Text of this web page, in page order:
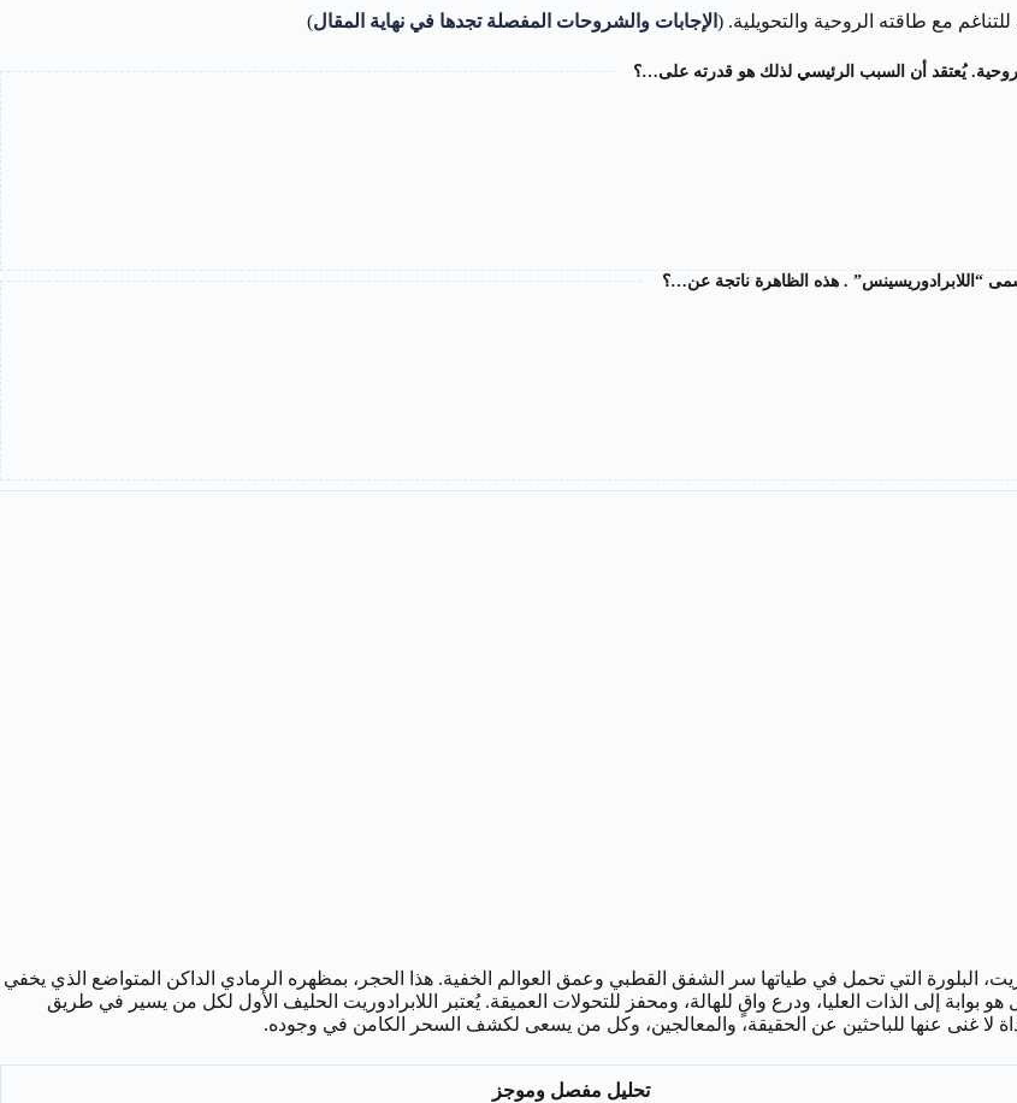
مع طاقته الروحية والتحويلية. ( الإجابات والشروحات المفصلة تجدها في نهاية المقال)
البلورة التي تحمل في طياتها سر الشفق القطبي وعمق العوالم الخفية. هذا الحجر، بمظهره الرمادي الداكن المتواضع الذي يخفي
إلى الذات العليا، ودرع واقٍ للهالة، ومحفز للتحولات العميقة. يُعتبر اللابرادوريت الحليف الأول لكل من يسير في طريق
لا غنى عنها للباحثين عن الحقيقة، والمعالجين، وكل من يسعى لكشف السحر الكامن في وجوده.
تحليل مفصل وموجز